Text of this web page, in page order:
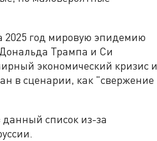
2025 год мировую эпидемию
Трампа и Си
экономический кризис и
в сценарии, как "свержение
список из-за